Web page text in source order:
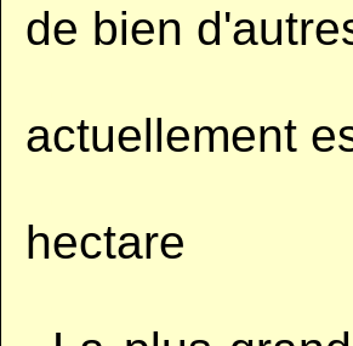
de bien
actuellement
hectare